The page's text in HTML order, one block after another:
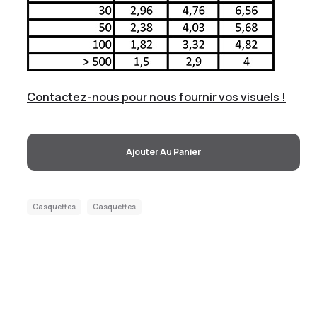
Contactez-nous pour nous fournir vos visuels !
Ajouter Au Panier
Casquettes Casquettes